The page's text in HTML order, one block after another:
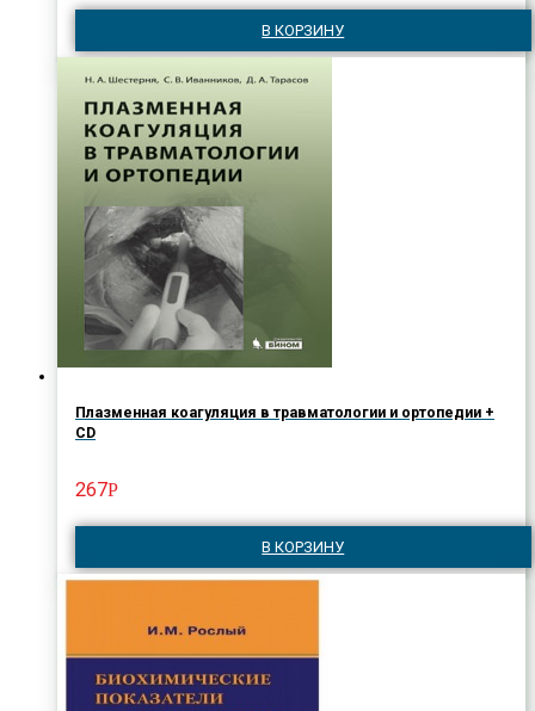
В КОРЗИНУ
Плазменная коагуляция в травматологии и ортопедии +
CD
267Р
В КОРЗИНУ